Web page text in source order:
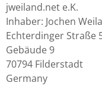
jweiland.net e.K.
Inhaber: Jochen
Echterdinger Straße
Gebäude 9
70794 Filderstadt
Germany